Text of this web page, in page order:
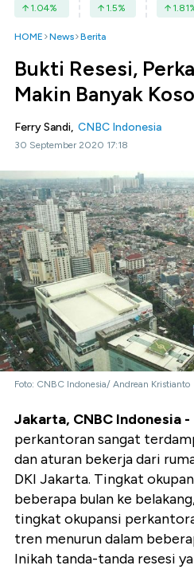
1.04% 1.5% 1.81
HOME News Berita
Bukti Resesi,
Makin Banyak
Ferry Sandi, CNBC Indonesia
30 September 2020 17:18
Foto: CNBC Indonesia/ Andrean Kristianto
Jakarta, CNBC Indonesia -
perkantoran sangat
dan aturan bekerja dari
DKI Jakarta. Tingkat
beberapa bulan ke
tingkat okupansi
tren menurun dalam
Inikah tanda-tanda resesi